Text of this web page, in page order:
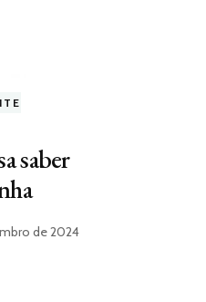
saber
de 2024